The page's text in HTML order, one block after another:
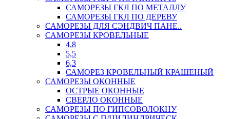
САМОРЕЗЫ ГКЛ ПО МЕТАЛЛУ
САМОРЕЗЫ ГКЛ ПО ДЕРЕВУ
САМОРЕЗЫ ДЛЯ СЭНДВИЧ ПАНЕ..
САМОРЕЗЫ КРОВЕЛЬНЫЕ
4,8
5,5
6,3
САМОРЕЗ КРОВЕЛЬНЫЙ КРАШЕНЫЙ
САМОРЕЗЫ ОКОННЫЕ
ОСТРЫЕ ОКОННЫЕ
СВЕРЛО ОКОННЫЕ
САМОРЕЗЫ ПО ГИПСОВОЛОКНУ